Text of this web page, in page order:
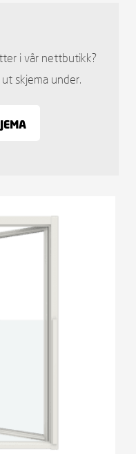
i vår nettbutikk?
skjema under.